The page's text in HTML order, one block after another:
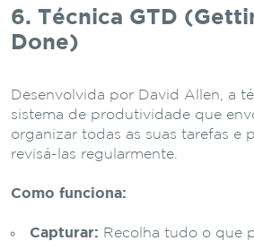
6. Técnica GTD
Done)
Desenvolvida por David Allen, a
sistema de produtividade que
organizar todas as suas tarefas e
revisá-las regularmente.
Como funciona:
Capturar: Recolha tudo o que